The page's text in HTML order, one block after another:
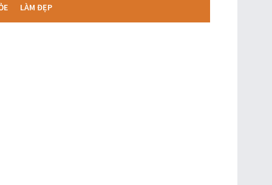
LÀM ĐẸP